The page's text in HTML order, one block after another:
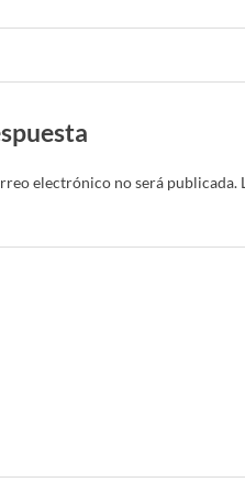
electrónico no será publicada.